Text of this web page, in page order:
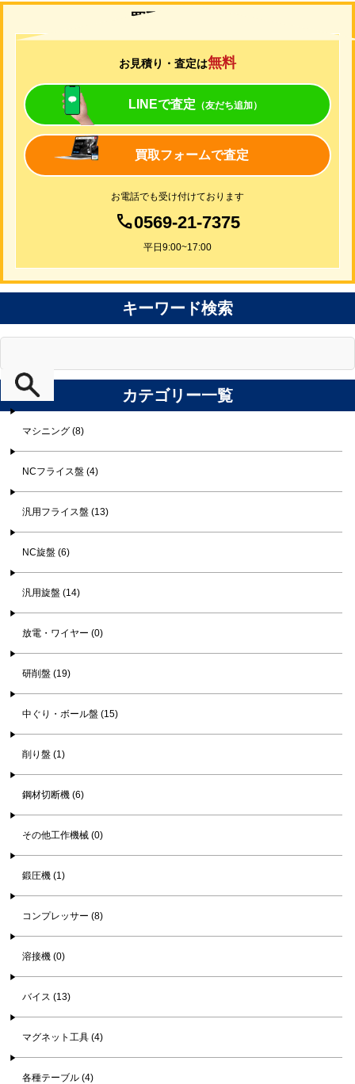
買取について
お見積り・査定は無料
LINEで査定 （友だち追加）
買取フォームで査定
お電話でも受け付けております
0569-21-7375
平日9:00~17:00
キーワード検索
カテゴリー一覧
マシニング (8)
NCフライス盤 (4)
汎用フライス盤 (13)
NC旋盤 (6)
汎用旋盤 (14)
放電・ワイヤー (0)
研削盤 (19)
中ぐり・ボール盤 (15)
削り盤 (1)
鋼材切断機 (6)
その他工作機械 (0)
鍛圧機 (1)
コンプレッサー (8)
溶接機 (0)
バイス (13)
マグネット工具 (4)
各種テーブル (4)